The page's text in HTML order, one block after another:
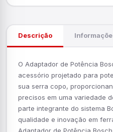
Descrição
O Adaptador de Potência
acessório projetado para
sua serra copo,
precisos em uma variedade
parte integrante do sistema
qualidade e inovação em